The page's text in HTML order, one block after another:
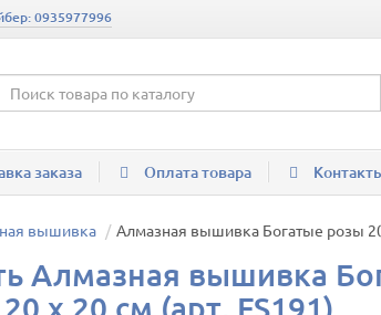
0935977996
заказа Оплата товара
вышивка Алмазная вышивка Богатые розы
Алмазная вышивка
х 20 см (арт. FS191)